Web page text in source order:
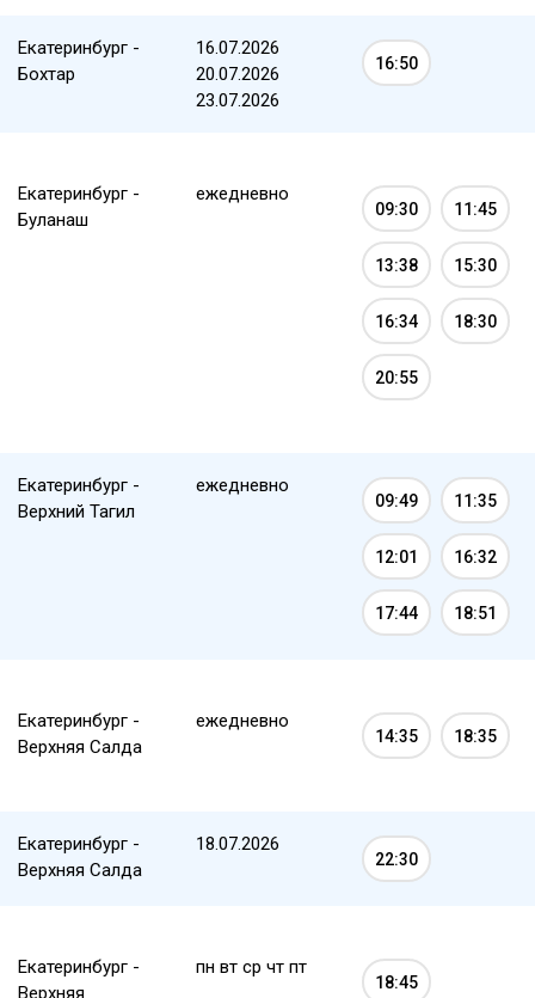
Екатеринбург -
Бохтар
16.07.2026
20.07.2026
23.07.2026
16:50
Екатеринбург -
Буланаш
ежедневно
09:30 11:45
13:38 15:30
16:34 18:30
20:55
Екатеринбург -
Верхний Тагил
ежедневно
09:49 11:35
12:01 16:32
17:44 18:51
Екатеринбург -
Верхняя Салда
ежедневно
14:35 18:35
Екатеринбург -
Верхняя Салда
18.07.2026
22:30
Екатеринбург -
Верхняя
пн вт ср чт пт
18:45